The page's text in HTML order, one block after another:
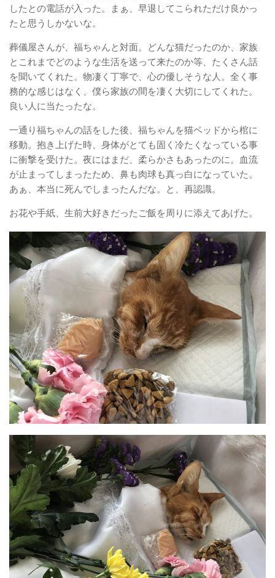
したとの電話が入った。まぁ、早退してこられただけ良かっ
たと思うしかないな。
葬儀屋さんが、福ちゃんと対面。どんな猫だったのか、家族
とこれまでどのような生活を送って来たのか等、たくさん話
を聞いてくれた。物凄く丁寧で、心の優しそうな人。全く事
務的な感じはなく、僕ら家族の間を凄く大切にしてくれた。
良い人に当たったな。
一通り福ちゃんの話をした後、福ちゃんを猫ベッドから棺に
移動。抱き上げた時、身体がとても固く冷たくなっている事
に衝撃を受けた。夜にはまだ、柔らかさもあったのに。血流
が止まってしまったため、鼻も肉球も真っ白になっていた。
あぁ、本当に死んでしまったんだな。と、再認識。
お花や手紙、生前大好きだったご飯を周りに添えてあげた。